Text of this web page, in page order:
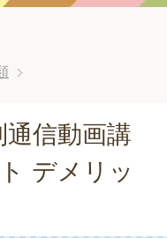
信動画講
デメリッ